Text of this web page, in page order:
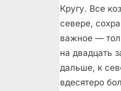
Кругу. Все
севере,
важное —
на двадцать
дальше, к
вдесятеро